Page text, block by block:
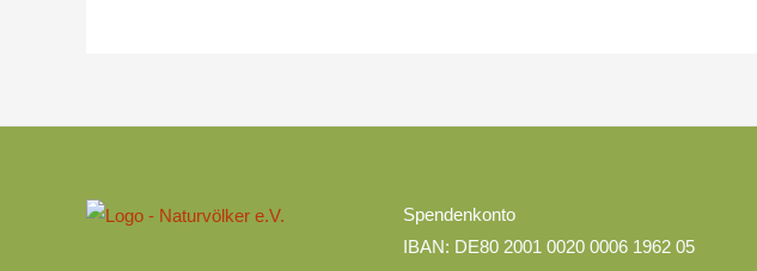
Spendenkonto
IBAN: DE80 2001 0020 0006 1962 05
Kategorien